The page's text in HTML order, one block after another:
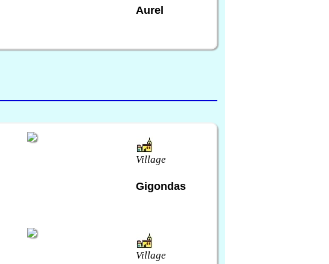
Aurel
Village
Gigondas
Village